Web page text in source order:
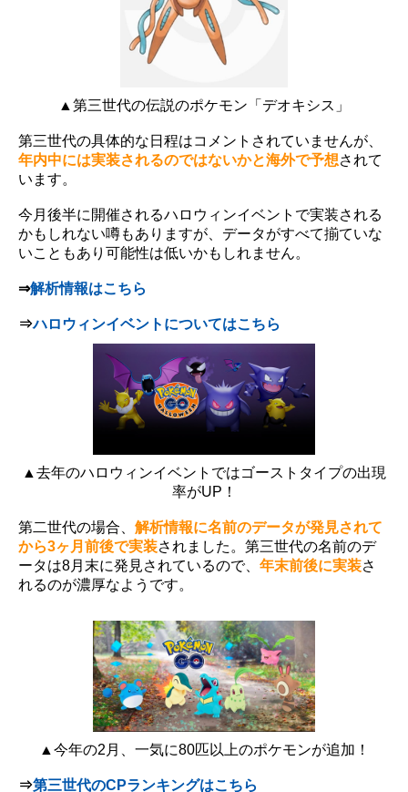
▲第三世代の伝説のポケモン「デオキシス」
第三世代の具体的な日程はコメントされていませんが、
年内中には実装されるのではないかと海外で予想されて
います。
今月後半に開催されるハロウィンイベントで実装される
かもしれない噂もありますが、データがすべて揃ていな
いこともあり可能性は低いかもしれません。
⇒解析情報はこちら
⇒ハロウィンイベントについてはこちら
▲去年のハロウィンイベントではゴーストタイプの出現
率がUP！
第二世代の場合、 解析情報に名前のデータが発見されて
から3ヶ月前後で実装されました。第三世代の名前のデ
ータは8月末に発見されているので、 年末前後に実装さ
れるのが濃厚なようです。
▲今年の2月、一気に80匹以上のポケモンが追加！
⇒第三世代のCPランキングはこちら